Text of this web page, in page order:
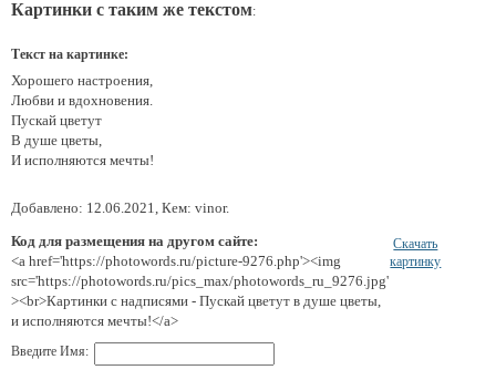
Картинки с таким же текстом:
Текст на картинке:
Хорошего настроения,
Любви и вдохновения.
Пускай цветут
В душе цветы,
И исполняются мечты!
Добавлено: 12.06.2021, Кем: vinor.
Код для размещения на другом сайте:
<a href='https://photowords.ru/picture-9276.php'><img
src='https://photowords.ru/pics_max/photowords_ru_9276.jpg'
><br>Картинки с надписями - Пускай цветут в душе цветы,
и исполняются мечты!</a>
Скачать
картинку
Введите Имя: